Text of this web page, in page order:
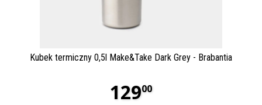
Kubek termiczny 0,5l Make&Take Dark Grey - Brabantia
12900